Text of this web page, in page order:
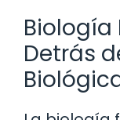
Biología
Detrás